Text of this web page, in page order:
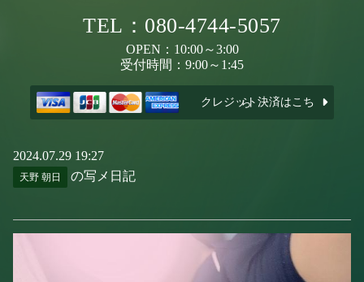
TEL：080-4744-5057
OPEN：10:00～3:00
受付時間：9:00～1:45
クレジット決済はこちら
2024.07.29 19:27
天野 朝日 の写メ日記